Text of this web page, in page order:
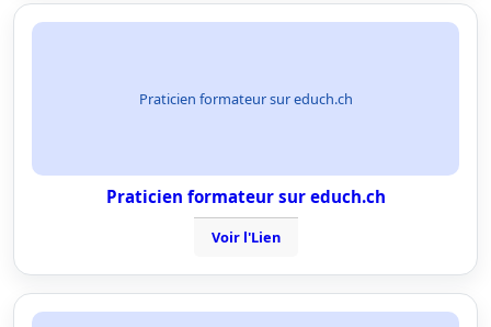
Praticien formateur sur educh.ch
Praticien formateur sur educh.ch
Voir l'Lien